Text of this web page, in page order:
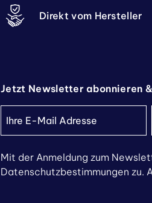
Direkt vom Hersteller
Jetzt Newsletter abonnieren
Mit der Anmeldung zum
Datenschutzbestimmungen zu.